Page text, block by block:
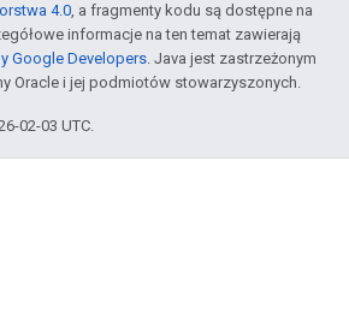
4.0, a fragmenty kodu są dostępne na
informacje na ten temat zawierają
Google Developers. Java jest zastrzeżonym
Oracle i jej podmiotów stowarzyszonych.
02-03 UTC.